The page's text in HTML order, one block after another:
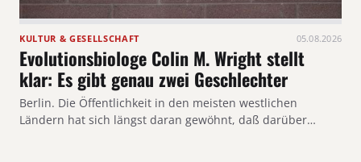
KULTUR & GESELLSCHAFT 05.08.2026
Evolutionsbiologe Colin M. Wright stellt
klar: Es gibt genau zwei Geschlechter
Berlin. Die Öffentlichkeit in den meisten westlichen
Ländern hat sich längst daran gewöhnt, daß darüber…